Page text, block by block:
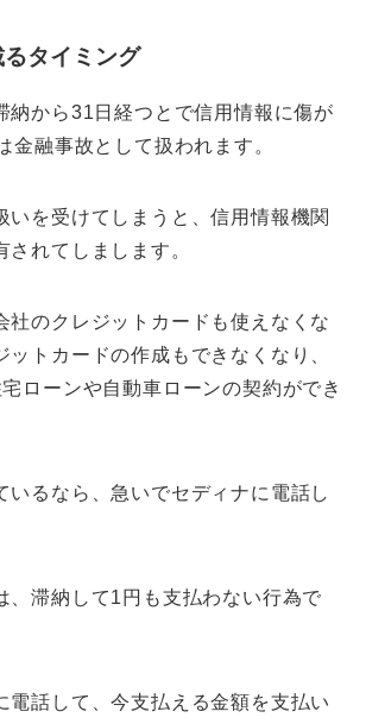
タイミング
納から31日経つとで信用情報に傷が
金融事故として扱われます。
いを受けてしまうと、信用情報機関
されてしまします。
社のクレジットカードも使えなくな
ットカードの作成もできなくなり、
ローンや自動車ローンの契約ができ
いるなら、急いでセディナに電話し
、滞納して1円も支払わない行為で
電話して、今支払える金額を支払い